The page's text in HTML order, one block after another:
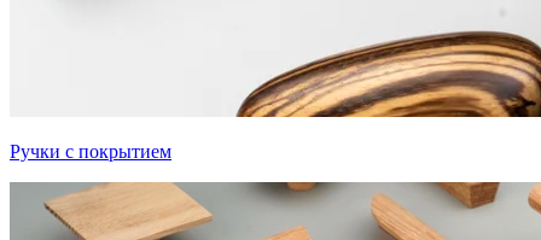
Ручки с покрытием